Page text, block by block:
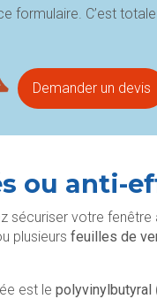
formulaire. C’est
Demander un devis
ou anti-
sécuriser votre fenêtre
plusieurs feuilles de
est le polyvinylbutyral